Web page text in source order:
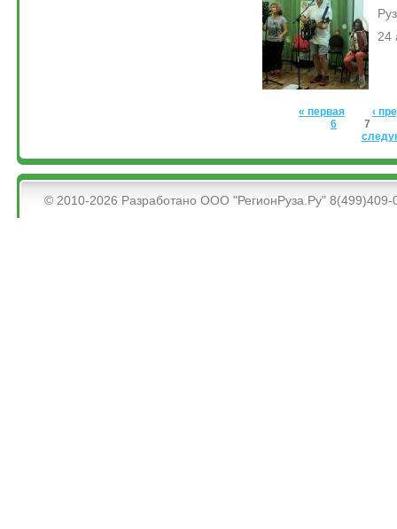
24
Страницы
« первая
‹
6
7
&bsps;
© 2010-2026 Разработано ООО "РегионРуза.Ру" 8(499)409-